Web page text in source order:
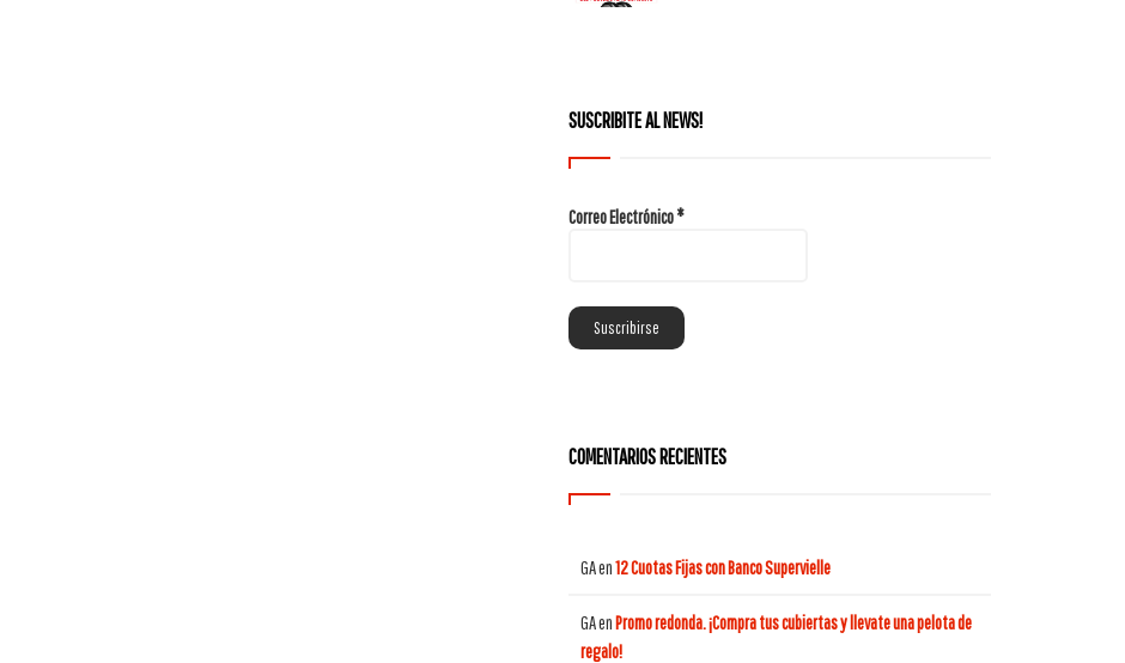
SUSCRIBITE AL NEWS!
Correo Electrónico*
COMENTARIOS RECIENTES
GAen12 Cuotas Fijas con Banco Supervielle
GAenPromo redonda. ¡Compra tus cubiertas y llevate una pelota de
regalo!